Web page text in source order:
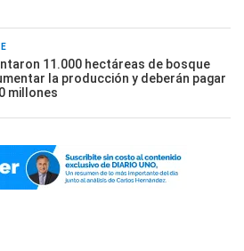
11.000 hectáreas de bosque
la producción y deberán pagar
millones